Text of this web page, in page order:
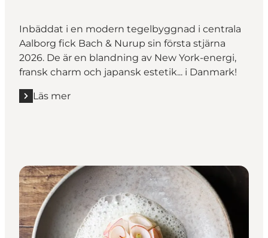
Inbäddat i en modern tegelbyggnad i centrala
Aalborg fick Bach & Nurup sin första stjärna
2026. De är en blandning av New York-energi,
fransk charm och japansk estetik... i Danmark!
Läs mer
Läs mer "Bach & Nurup *"